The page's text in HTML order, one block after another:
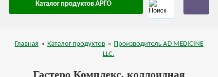
Каталог продуктов АРГО
Главная » Каталог продуктов » Производитель AD MEDICINE
LLC.
Гастеро Комплекс, коллоидная